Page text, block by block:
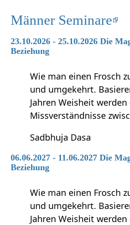
Männer Seminare
23.10.2026 - 25.10.2026 Die
Beziehung
Wie man einen Frosch
und umgekehrt.
Jahren Weisheit
Missverständnisse
Sadbhuja Dasa
06.06.2027 - 11.06.2027 Die
Beziehung
Wie man einen Frosch
und umgekehrt.
Jahren Weisheit